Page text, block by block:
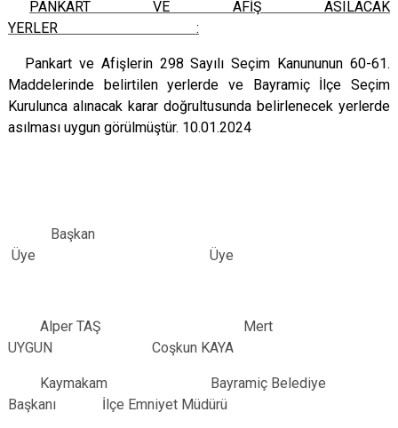
PANKART VE AFİŞ ASILACAK
YERLER :
Pankart ve Afişlerin 298 Sayılı Seçim Kanununun 60-61.
Maddelerinde belirtilen yerlerde ve Bayramiç İlçe Seçim
Kurulunca alınacak karar doğrultusunda belirlenecek yerlerde
asılması uygun görülmüştür. 10.01.2024
Başkan
Üye Üye
Alper TAŞ Mert
UYGUN Coşkun KAYA
Kaymakam Bayramiç Belediye
Başkanı İlçe Emniyet Müdürü